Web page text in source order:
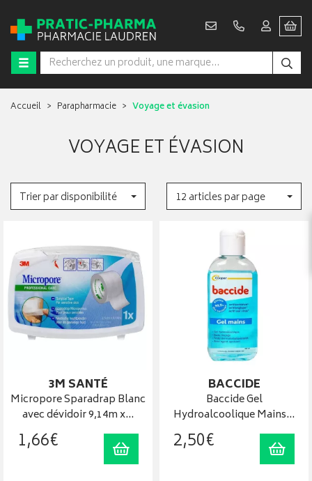
Accueil Parapharmacie Voyage et évasion
VOYAGE ET ÉVASION
Trier par disponibilité 12 articles par page
3M SANTÉ
Micropore Sparadrap Blanc
avec dévidoir 9,14m x…
1,66€ Ajouter au panier
BACCIDE
Baccide Gel
Hydroalcoolique Mains…
2,50€